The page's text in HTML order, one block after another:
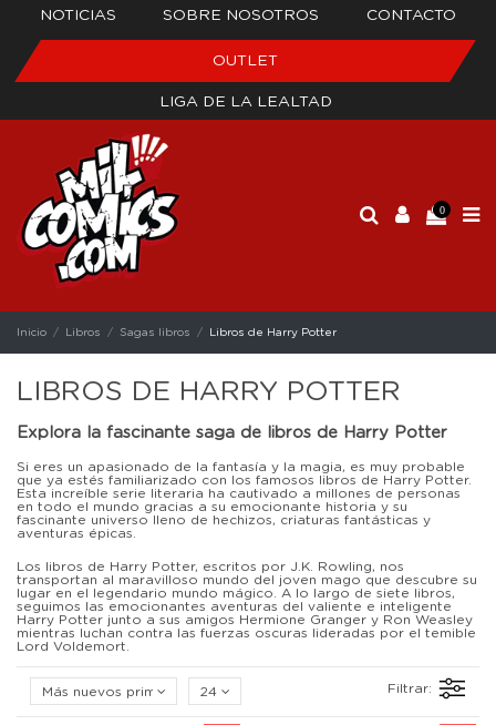
NOTICIAS SOBRE NOSOTROS CONTACTO
OUTLET
LIGA DE LA LEALTAD
0
Inicio Libros Sagas libros Libros de Harry Potter
LIBROS DE HARRY POTTER
Explora la fascinante saga de libros de Harry Potter
Si eres un apasionado de la fantasía y la magia, es muy probable
que ya estés familiarizado con los famosos libros de Harry Potter.
Esta increíble serie literaria ha cautivado a millones de personas
en todo el mundo gracias a su emocionante historia y su
fascinante universo lleno de hechizos, criaturas fantásticas y
aventuras épicas.
Los libros de Harry Potter, escritos por J.K. Rowling, nos
transportan al maravilloso mundo del joven mago que descubre su
lugar en el legendario mundo mágico. A lo largo de siete libros,
seguimos las emocionantes aventuras del valiente e inteligente
Harry Potter junto a sus amigos Hermione Granger y Ron Weasley
mientras luchan contra las fuerzas oscuras lideradas por el temible
Lord Voldemort.
Más nuevos primero 24 Filtrar: